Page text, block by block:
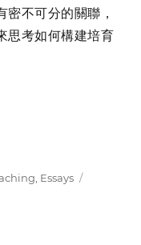
不可分的關聯，
思考如何構建培育
, Essays